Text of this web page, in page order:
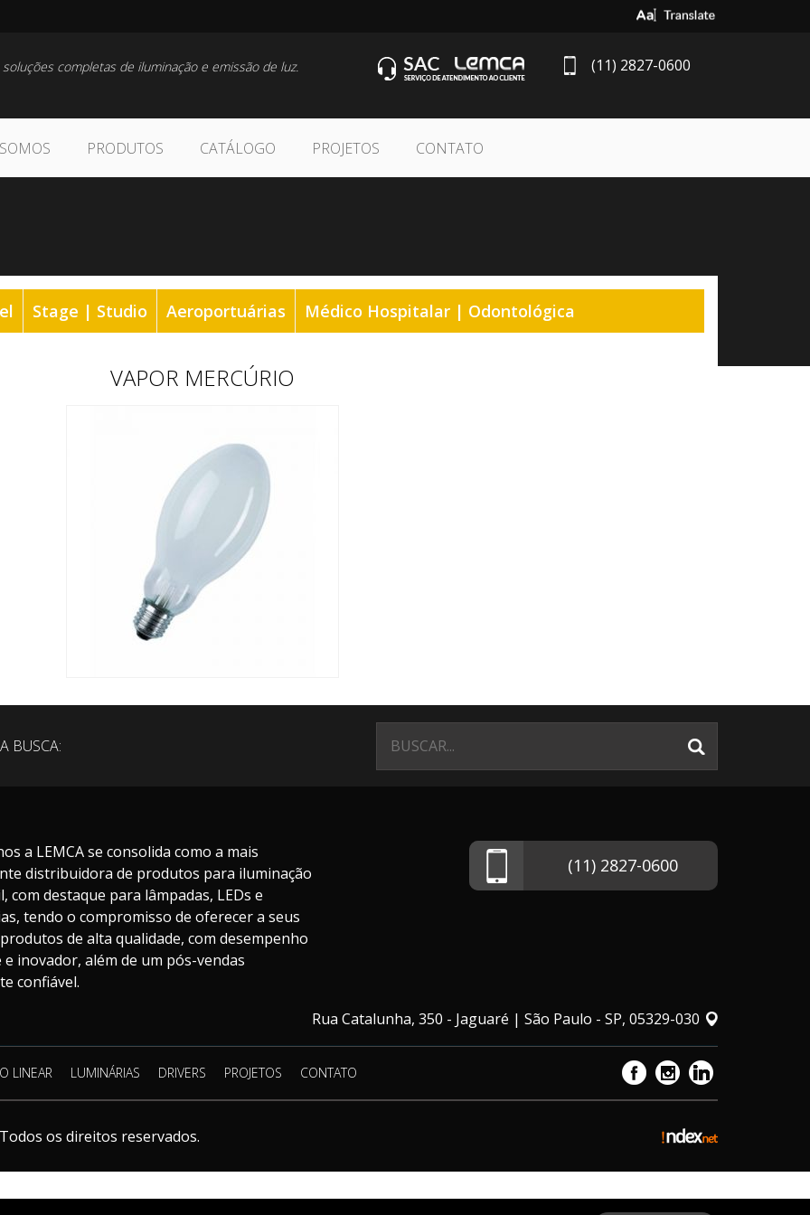
Select Language
completas de iluminação e emissão de luz. (11) 2827-0600
PRODUTOS CATÁLOGO PROJETOS CONTATO
Stage | Studio Aeroportuárias Médico Hospitalar | Odontológica
VAPOR MERCÚRIO
BUSCA:
a LEMCA se consolida como a mais
distribuidora de produtos para iluminação
com destaque para lâmpadas, LEDs e
tendo o compromisso de oferecer a seus
de alta qualidade, com desempenho
e inovador, além de um pós-vendas
confiável.
(11) 2827-0600
Rua Catalunha, 350 - Jaguaré | São Paulo - SP, 05329-030
LINEAR LUMINÁRIAS DRIVERS PROJETOS CONTATO
os direitos reservados.